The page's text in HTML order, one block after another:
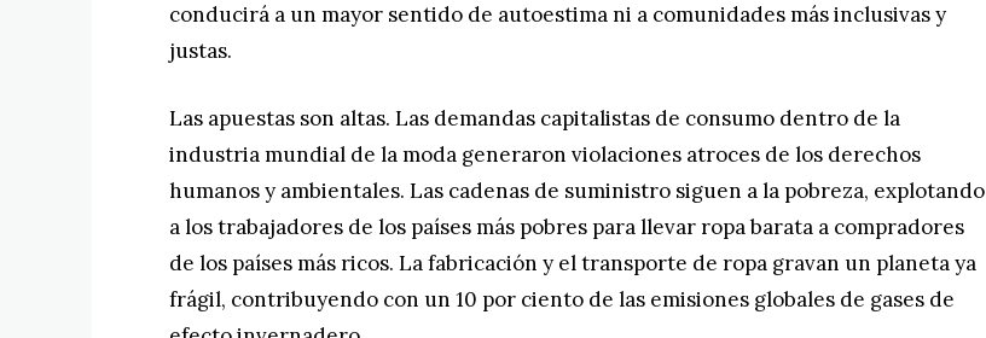
conducirá a un mayor sentido de autoestima ni a comunidades más inclusivas y
justas.
Las apuestas son altas. Las demandas capitalistas de consumo dentro de la
industria mundial de la moda generaron violaciones atroces de los derechos
humanos y ambientales. Las cadenas de suministro siguen a la pobreza, explotando
a los trabajadores de los países más pobres para llevar ropa barata a compradores
de los países más ricos. La fabricación y el transporte de ropa gravan un planeta ya
frágil, contribuyendo con un 10 por ciento de las emisiones globales de gases de